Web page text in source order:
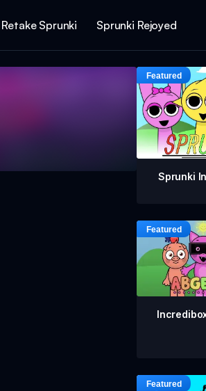
Retake Sprunki Sprunki Rejoyed
Sprunki